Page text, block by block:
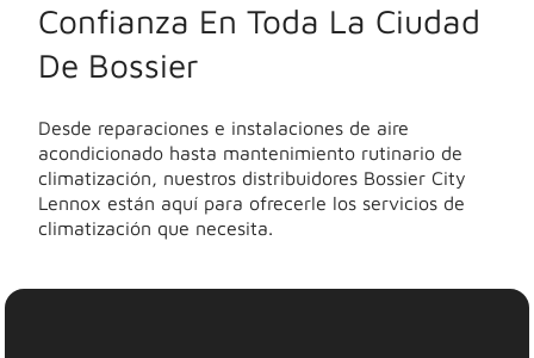
Confianza En Toda La Ciudad
De Bossier
Desde reparaciones e instalaciones de aire
acondicionado hasta mantenimiento rutinario de
climatización, nuestros distribuidores Bossier City
Lennox están aquí para ofrecerle los servicios de
climatización que necesita.